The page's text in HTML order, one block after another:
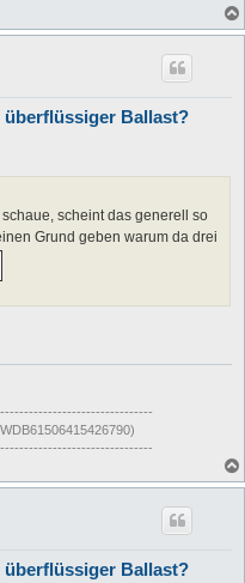
überflüssiger Ballast?
scheint das generell so
Grund geben warum da drei
überflüssiger Ballast?